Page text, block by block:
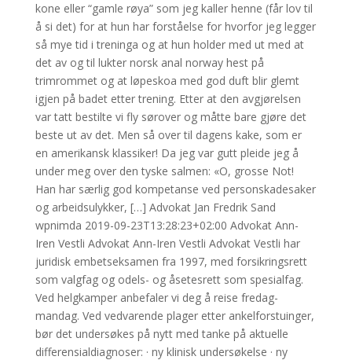
kone eller “gamle røya” som jeg kaller henne (får lov til
å si det) for at hun har forståelse for hvorfor jeg legger
så mye tid i treninga og at hun holder med ut med at
det av og til lukter norsk anal norway hest på
trimrommet og at løpeskoa med god duft blir glemt
igjen på badet etter trening. Etter at den avgjørelsen
var tatt bestilte vi fly sørover og måtte bare gjøre det
beste ut av det. Men så over til dagens kake, som er
en amerikansk klassiker! Da jeg var gutt pleide jeg å
under meg over den tyske salmen: «O, grosse Not!
Han har særlig god kompetanse ved personskadesaker
og arbeidsulykker, […] Advokat Jan Fredrik Sand
wpnimda 2019-09-23T13:28:23+02:00 Advokat Ann-
Iren Vestli Advokat Ann-Iren Vestli Advokat Vestli har
juridisk embetseksamen fra 1997, med forsikringsrett
som valgfag og odels- og åsetesrett som spesialfag.
Ved helgkamper anbefaler vi deg å reise fredag-
mandag. Ved vedvarende plager etter ankelforstuinger,
bør det undersøkes på nytt med tanke på aktuelle
differensialdiagnoser: · ny klinisk undersøkelse · ny